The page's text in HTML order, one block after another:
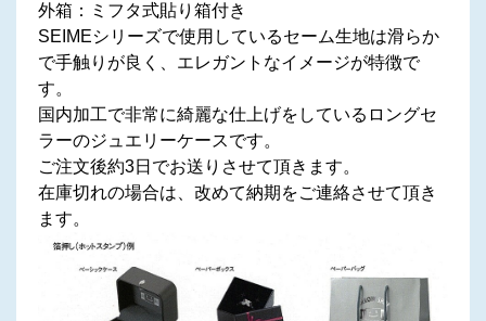
外箱：ミフタ式貼り箱付き
SEIMEシリーズで使用しているセーム生地は滑らか
で手触りが良く、エレガントなイメージが特徴で
す。
国内加工で非常に綺麗な仕上げをしているロングセ
ラーのジュエリーケースです。
ご注文後約3日でお送りさせて頂きます。
在庫切れの場合は、改めて納期をご連絡させて頂き
ます。